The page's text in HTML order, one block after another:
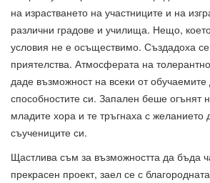
на израстването на участниците и на
различни градове и училища. Нещо,
условия не е осъществимо. Създадоха
приятелства. Атмосферата на
даде възможност на всеки от
способностите си. Запален беше огънят
младите хора и те тръгнаха с желанието
съучениците си.
Щастлива съм за възможността да бъда
прекрасен проект, заел се с